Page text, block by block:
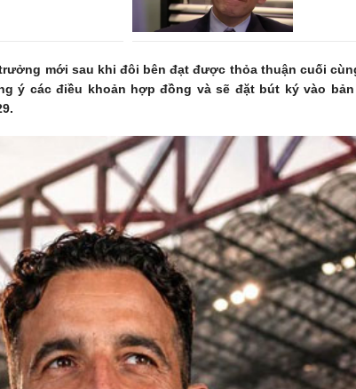
mới sau khi đôi bên đạt được thỏa thuận cuối
ý các điều khoản hợp đồng và sẽ đặt bút ký vào